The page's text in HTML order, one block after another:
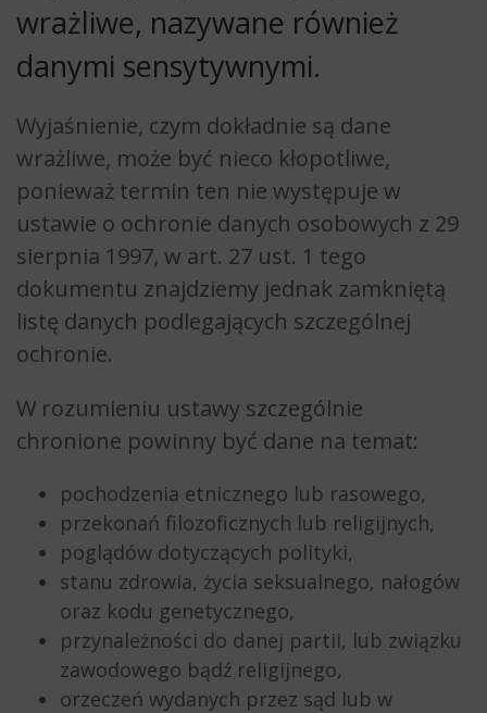
wrażliwe, nazywane również
danymi sensytywnymi.
Wyjaśnienie, czym dokładnie są dane
wrażliwe, może być nieco kłopotliwe,
ponieważ termin ten nie występuje w
ustawie o ochronie danych osobowych z 29
sierpnia 1997, w art. 27 ust. 1 tego
dokumentu znajdziemy jednak zamkniętą
listę danych podlegających szczególnej
ochronie.
W rozumieniu ustawy szczególnie
chronione powinny być dane na temat:
pochodzenia etnicznego lub rasowego,
przekonań filozoficznych lub religijnych,
poglądów dotyczących polityki,
stanu zdrowia, życia seksualnego, nałogów
oraz kodu genetycznego,
przynależności do danej partii, lub związku
zawodowego bądź religijnego,
orzeczeń wydanych przez sąd lub w